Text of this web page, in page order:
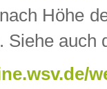
Höhe
Siehe auch